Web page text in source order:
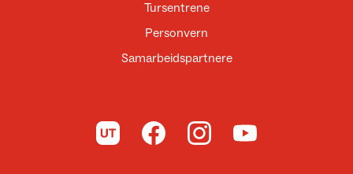
Tursentrene
Personvern
Samarbeidspartnere
Til UT.no Til DNT på Facebook
Til DNT på Instagram
Til DNT på YouTube